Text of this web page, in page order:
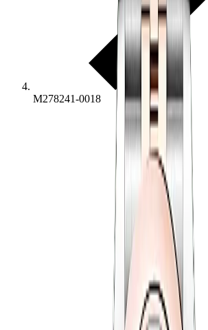
M278241-0018